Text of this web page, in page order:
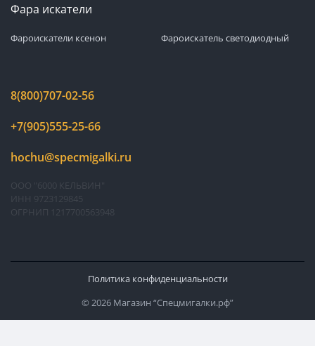
Фара искатели
Фароискатели ксенон Фароискатель светодиодный
8(800)707-02-56
+7(905)555-25-66
hochu@specmigalki.ru
ООО "6000 КЕЛЬВИН"
ИНН 9723129845
ОГРНИП 1217700563948
Политика конфиденциальности
© 2026 Магазин “Спецмигалки.рф”